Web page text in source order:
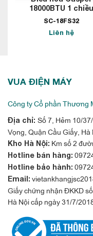
18000BTU 1 chiều
SC-18FS32
Liên hệ
VUA ĐIỆN MÁY
Công ty Cổ phần Thương
Địa chỉ: Số 7, Hẻm 10/
Vọng, Quận Cầu Giấy, Hà
Kho Hà Nội: Km số 2
Hotline bán hàng:
Hotline bảo hành:
Email:
Giấy chứng nhận ĐKKD
Hà Nội cấp ngày 31/7/